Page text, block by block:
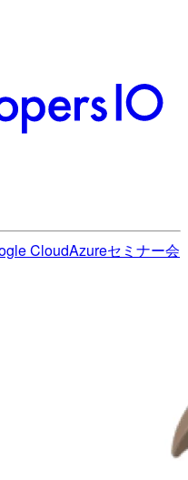
CloudAzureセミナー会